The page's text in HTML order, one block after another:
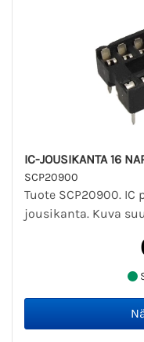
IC-JOUSIKANTA 16
SCP20900
Tuote SCP20900.
jousikanta. Kuva